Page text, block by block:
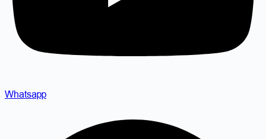
Whatsapp